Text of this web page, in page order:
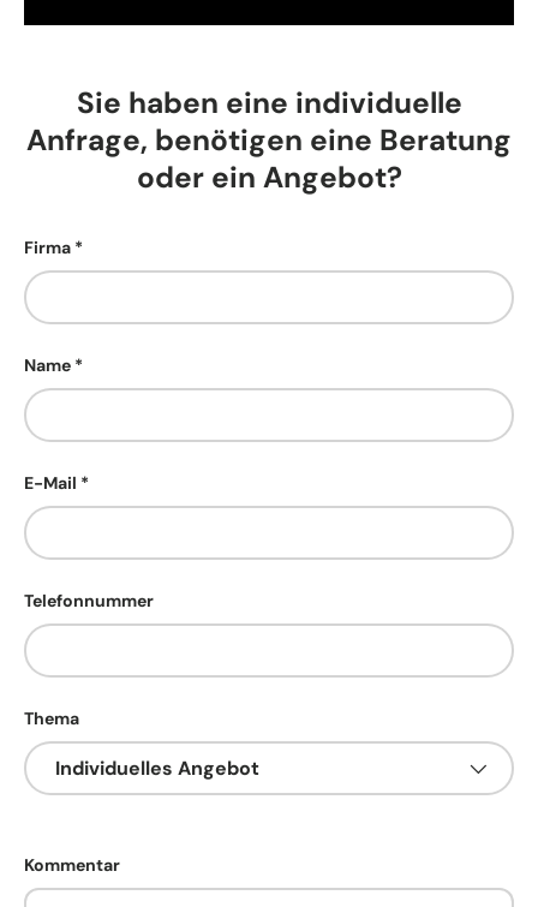
Sie haben eine individuelle
Anfrage, benötigen eine Beratung
oder ein Angebot?
Firma
Name
E-Mail
Telefonnummer
Thema
Kommentar